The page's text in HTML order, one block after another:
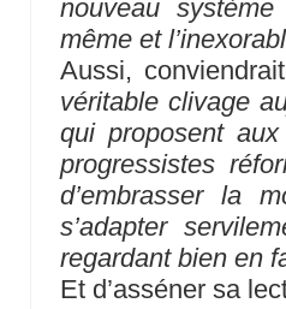
nouveau
même et
Aussi,
véritable clivage
qui proposent
progressistes
d’embrasser la
s’adapter
regardant bien en
Et d’asséner sa